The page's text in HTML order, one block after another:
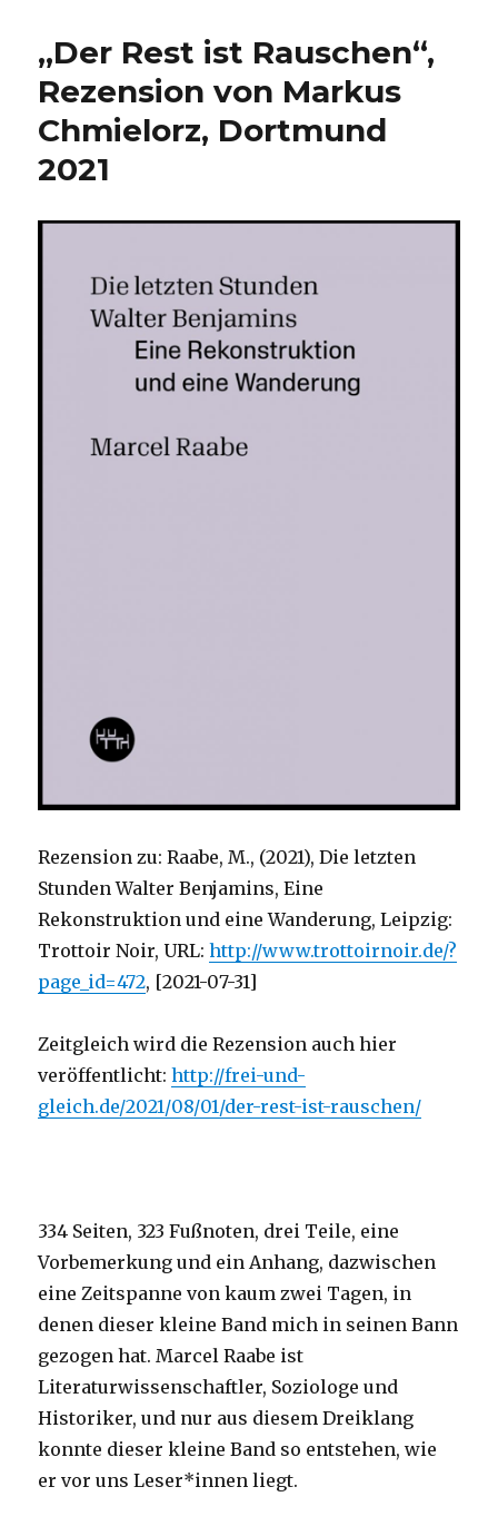
1520),
2,
Rezension
von
„Der Rest ist Rauschen“,
Rezension von Markus
Chmielorz, Dortmund
2021
Rezension zu: Raabe, M., (2021), Die letzten
Stunden Walter Benjamins, Eine
Rekonstruktion und eine Wanderung, Leipzig:
Trottoir Noir, URL:http://www.trottoirnoir.de/?
page_id=472, [2021-07-31]
Zeitgleich wird die Rezension auch hier
veröffentlicht:http://frei-und-
gleich.de/2021/08/01/der-rest-ist-rauschen/
334 Seiten, 323 Fußnoten, drei Teile, eine
Vorbemerkung und ein Anhang, dazwischen
eine Zeitspanne von kaum zwei Tagen, in
denen dieser kleine Band mich in seinen Bann
gezogen hat. Marcel Raabe ist
Literaturwissenschaftler, Soziologe und
Historiker, und nur aus diesem Dreiklang
konnte dieser kleine Band so entstehen, wie
er vor uns Leser*innen liegt.